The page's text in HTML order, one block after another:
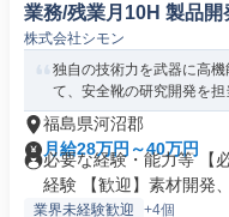
業務/残業月10H 製品
株式会社シモン
独自の技術力を武器に高
て、安全靴の研究開発を担
福島県河沼郡
月給28万円～40万円
必要な経験・能力等 【
経験 【歓迎】素材開発
業界未経験歓迎 +4個